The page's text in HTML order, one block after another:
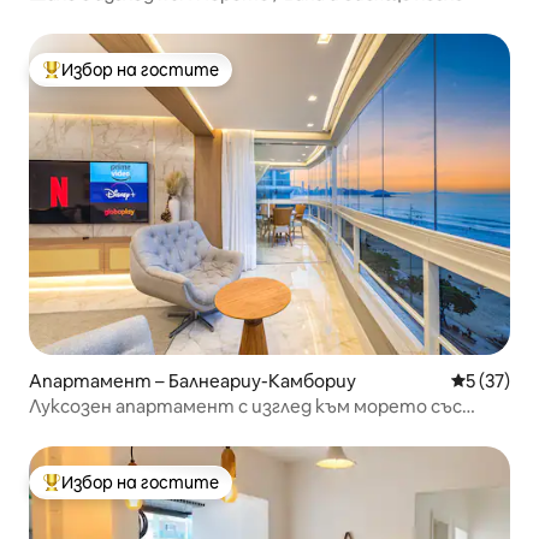
Най-популярен избор на гостите
Избор на гостите
Апартамент – Балнеариу-Камбориу Средна
5 (37)
Луксозен апартамент с изглед към морето със
Най-популярен избор на гостите
Избор на гостите